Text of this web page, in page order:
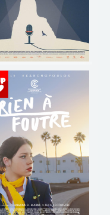
PUBLIC
EN FORMATION
Horaires et Infos
Bande-annonce
Réservation
PUBLIC VF